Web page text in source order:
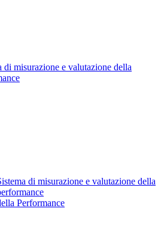
di misurazione e valutazione della
di misurazione e valutazione della
Performance